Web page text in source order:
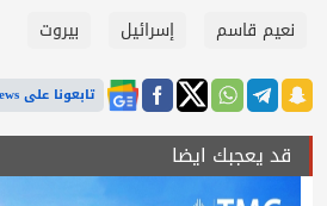
نعيم قاسم إسرائيل بيروت
تابعونا على Google News
قد يعجبك ايضا